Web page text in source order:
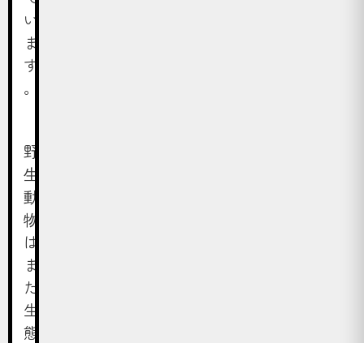
い
ま
す
。
野
生
動
物
は
ま
だ
生
態